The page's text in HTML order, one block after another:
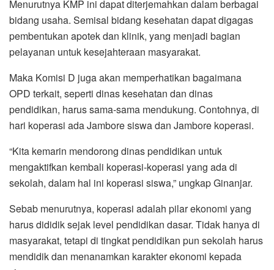
Menurutnya KMP ini dapat diterjemahkan dalam berbagai
bidang usaha. Semisal bidang kesehatan dapat digagas
pembentukan apotek dan klinik, yang menjadi bagian
pelayanan untuk kesejahteraan masyarakat.
Maka Komisi D juga akan memperhatikan bagaimana
OPD terkait, seperti dinas kesehatan dan dinas
pendidikan, harus sama-sama mendukung. Contohnya, di
hari koperasi ada Jambore siswa dan Jambore koperasi.
“Kita kemarin mendorong dinas pendidikan untuk
mengaktifkan kembali koperasi-koperasi yang ada di
sekolah, dalam hal ini koperasi siswa,” ungkap Ginanjar.
Sebab menurutnya, koperasi adalah pilar ekonomi yang
harus dididik sejak level pendidikan dasar. Tidak hanya di
masyarakat, tetapi di tingkat pendidikan pun sekolah harus
mendidik dan menanamkan karakter ekonomi kepada